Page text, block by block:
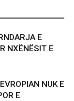
E
NXËNËSIT E
NUK E
E